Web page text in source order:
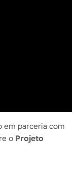
em parceria com
o Projeto